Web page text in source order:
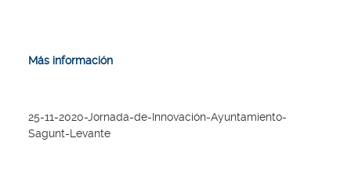
Más información
25-11-2020-Jornada-de-Innovación-Ayuntamiento-
Sagunt-Levante